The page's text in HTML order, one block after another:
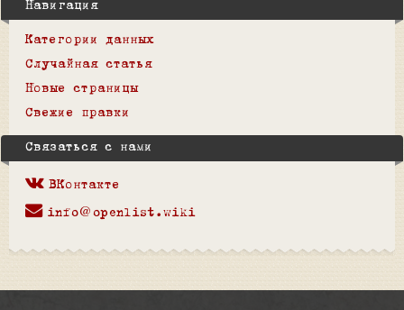
Навигация
Категории данных
Случайная статья
Новые страницы
Свежие правки
Связаться с нами
ВКонтакте
info@openlist.wiki